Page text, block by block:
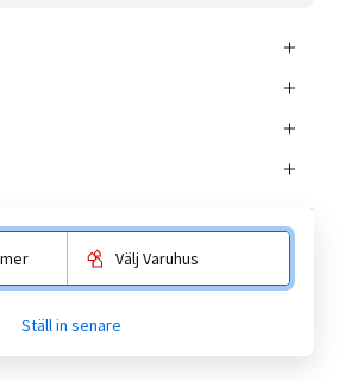
41, 177 38 Järfälla.
Välj Varuhus
Ställ in senare